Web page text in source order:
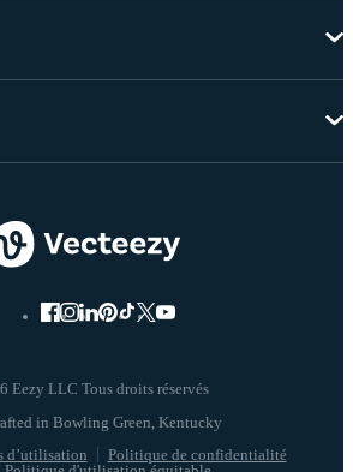
Eezy LLC Tous droits réservés
d’utilisation
Politique de confidentialité